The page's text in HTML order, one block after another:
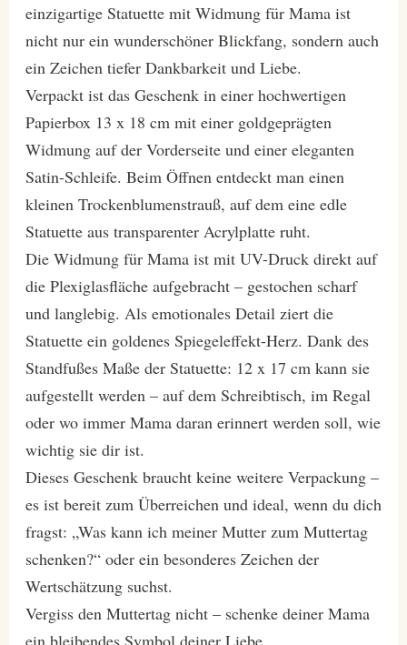
einzigartige Statuette mit Widmung für Mama ist
nicht nur ein wunderschöner Blickfang, sondern auch
ein Zeichen tiefer Dankbarkeit und Liebe.
Verpackt ist das Geschenk in einer hochwertigen
Papierbox 13 x 18 cm mit einer goldgeprägten
Widmung auf der Vorderseite und einer eleganten
Satin-Schleife. Beim Öffnen entdeckt man einen
kleinen Trockenblumenstrauß, auf dem eine edle
Statuette aus transparenter Acrylplatte ruht.
Die Widmung für Mama ist mit UV-Druck direkt auf
die Plexiglasfläche aufgebracht – gestochen scharf
und langlebig. Als emotionales Detail ziert die
Statuette ein goldenes Spiegeleffekt-Herz. Dank des
Standfußes Maße der Statuette: 12 x 17 cm kann sie
aufgestellt werden – auf dem Schreibtisch, im Regal
oder wo immer Mama daran erinnert werden soll, wie
wichtig sie dir ist.
Dieses Geschenk braucht keine weitere Verpackung –
es ist bereit zum Überreichen und ideal, wenn du dich
fragst: „Was kann ich meiner Mutter zum Muttertag
schenken?“ oder ein besonderes Zeichen der
Wertschätzung suchst.
Vergiss den Muttertag nicht – schenke deiner Mama
ein bleibendes Symbol deiner Liebe.